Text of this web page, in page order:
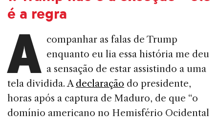
é a regra
A companhar as falas de Trump
enquanto eu lia essa história me deu
a sensação de estar assistindo a uma
tela dividida. Adeclaração do presidente,
horas após a captura de Maduro, de que “o
domínio americano no Hemisfério Ocidental